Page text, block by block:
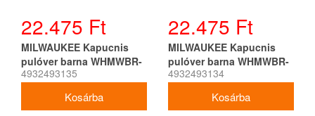
22.475 Ft
MILWAUKEE Kapucnis
pulóver barna WHMWBR-
XXL
4932493135
22.475 Ft
MILWAUKEE Kapucnis
pulóver barna WHMWBR-
XL
4932493134